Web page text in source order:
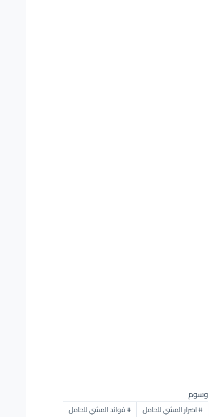
وسوم
#اضرار المشي للحامل #فوائد المشي للحامل